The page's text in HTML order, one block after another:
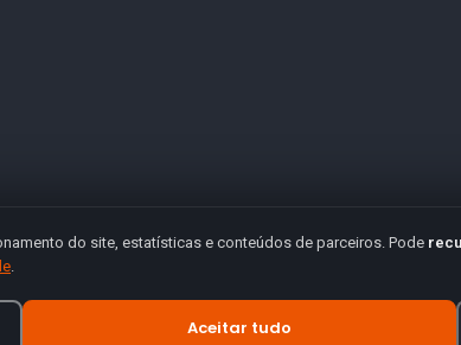
do site, estatísticas e conteúdos de parceiros. Pode
.
Aceitar tudo